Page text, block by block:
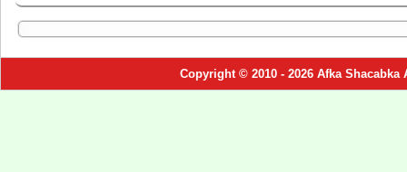
Copyright © 2010 - 2026 Afka